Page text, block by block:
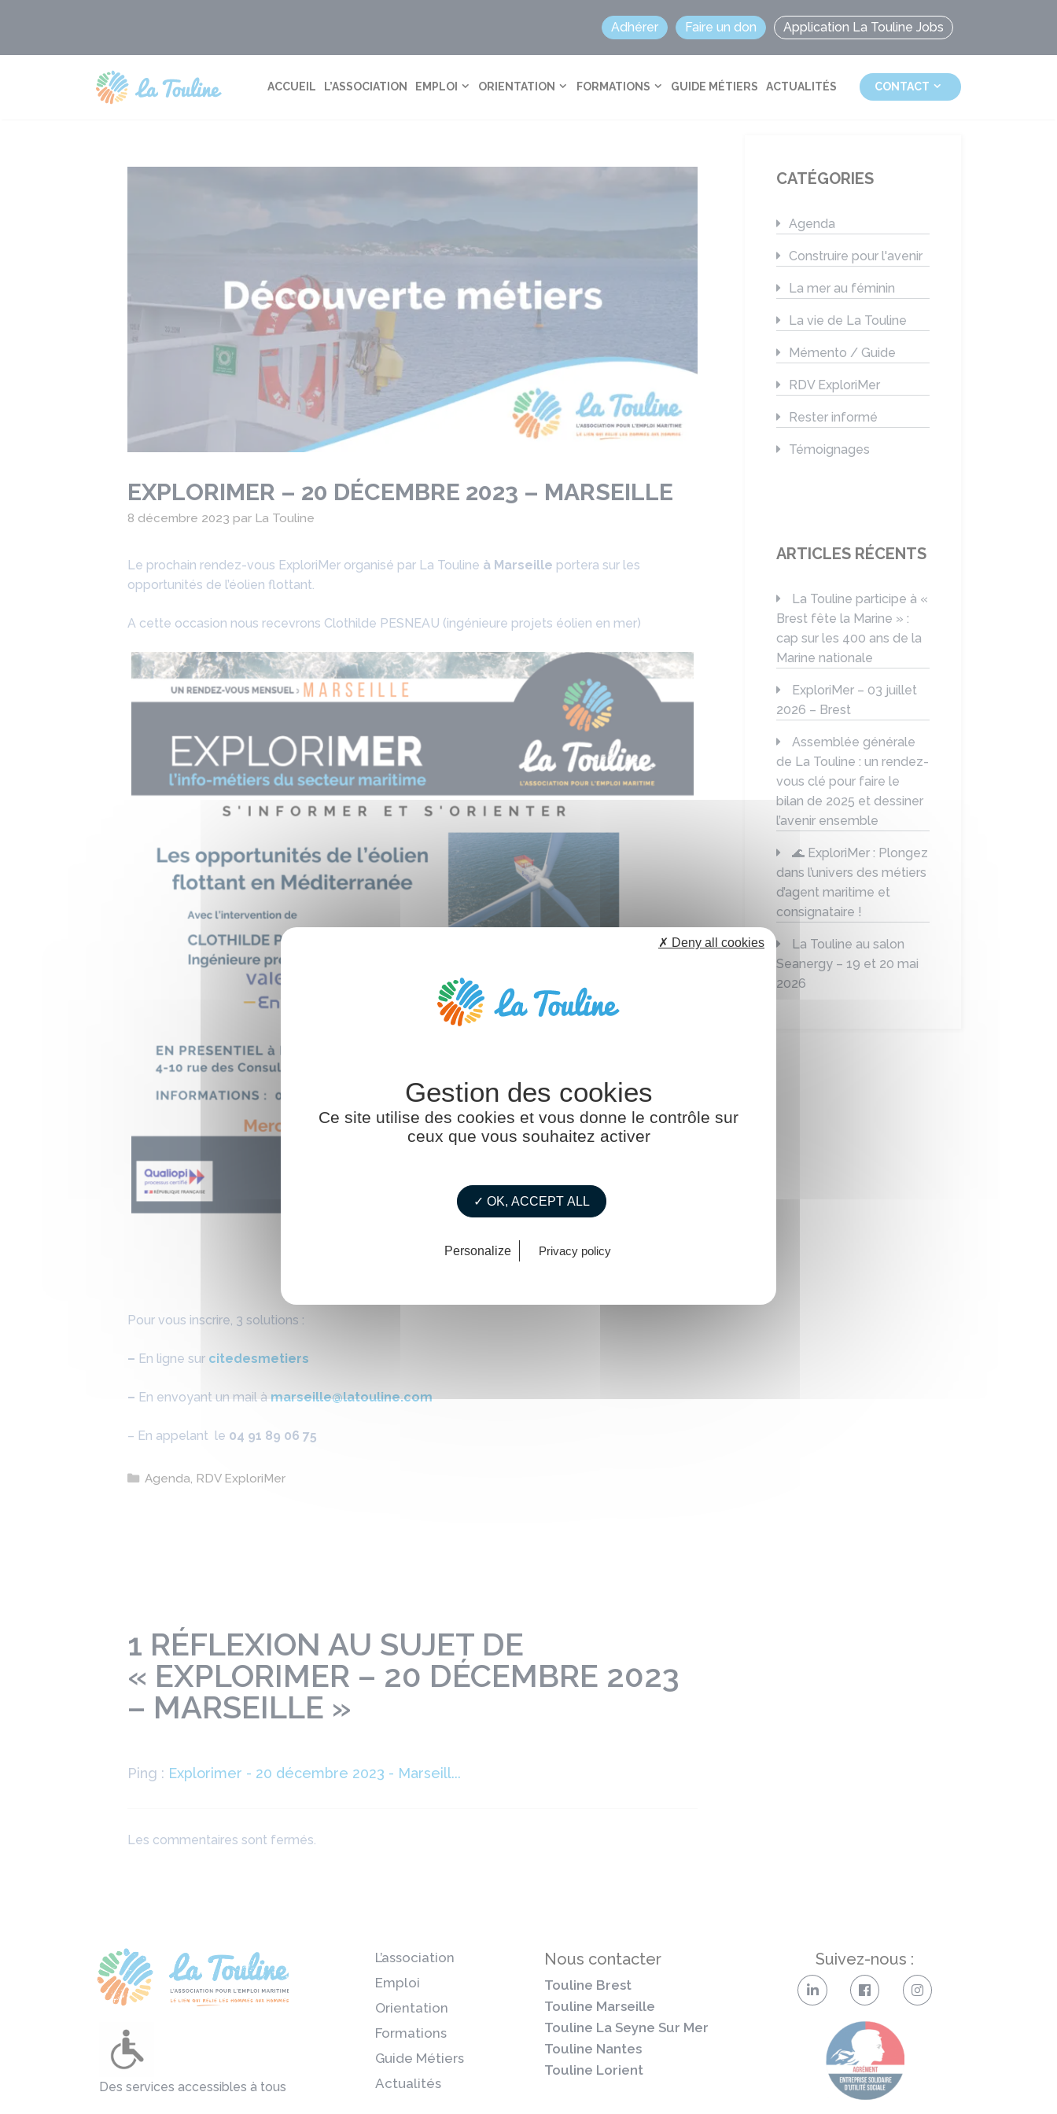
contenu
Adhérer Faire un don Application La Touline Jobs
ACCUEIL L’ASSOCIATION EMPLOI ORIENTATION FORMATIONS GUIDE MÉTIERS ACTUALITÉS CONTACT
EXPLORIMER – 20 DÉCEMBRE 2023 – MARSEILLE
8 décembre 2023 par La Touline
Le prochain rendez-vous ExploriMer organisé par La Touline à Marseille portera sur les
opportunités de l’éolien flottant.
A cette occasion nous recevrons Clothilde PESNEAU (ingénieure projets éolien en mer)
Pour vous inscrire, 3 solutions :
– En ligne sur citedesmetiers
– En envoyant un mail à marseille@latouline.com
– En appelant le 04 91 89 06 75
Catégories
Agenda, RDV ExploriMer
1 RÉFLEXION AU SUJET DE
« EXPLORIMER – 20 DÉCEMBRE 2023
– MARSEILLE »
Ping : Explorimer - 20 décembre 2023 - Marseill...
Les commentaires sont fermés.
CATÉGORIES
Agenda
Construire pour l'avenir
La mer au féminin
La vie de La Touline
Mémento / Guide
RDV ExploriMer
Rester informé
Témoignages
ARTICLES RÉCENTS
La Touline participe à «
Brest fête la Marine » :
cap sur les 400 ans de la
Marine nationale
ExploriMer – 03 juillet
2026 – Brest
Assemblée générale
de La Touline : un rendez-
vous clé pour faire le
bilan de 2025 et dessiner
l’avenir ensemble
🌊 ExploriMer : Plongez
dans l’univers des métiers
d’agent maritime et
consignataire !
La Touline au salon
Seanergy – 19 et 20 mai
2026
Des services accessibles à tous
L’association
Emploi
Orientation
Formations
Guide Métiers
Actualités
Nous contacter
Touline Brest
Touline Marseille
Touline La Seyne Sur Mer
Touline Nantes
Touline Lorient
Suivez-nous :
Ce site utilise des cookies et vous donne le contrôle sur
ceux que vous souhaitez activer
✓ OK, ACCEPT ALL
✗ Deny all cookies
Personalize Privacy policy